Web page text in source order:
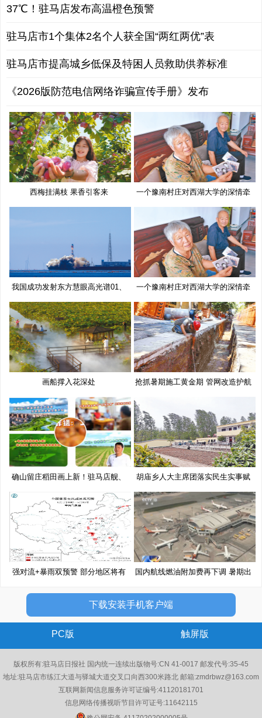
37℃！驻马店发布高温橙色预警
驻马店市1个集体2名个人获全国“两红两优”表
驻马店市提高城乡低保及特困人员救助供养标准
《2026版防范电信网络诈骗宣传手册》发布
西梅挂满枝 果香引客来
一个豫南村庄对西湖大学的深情牵
挂
我国成功发射东方慧眼高光谱01、
02
一个豫南村庄对西湖大学的深情牵
挂
画船撑入花深处 抢抓暑期施工黄金期 管网改造护航
确山留庄稻田画上新！驻马店舰、
胡庙乡人大主席团落实民生实事赋
能
强对流+暴雨双预警 部分地区将有
国内航线燃油附加费再下调 暑期出
下载安装手机客户端
PC版 触屏版
版权所有:驻马店日报社 国内统一连续出版物号:CN 41-0017 邮发代号:35-45
地址:驻马店市练江大道与驿城大道交叉口向西300米路北 邮箱:zmdrbwz@163.com
互联网新闻信息服务许可证编号:41120181701
信息网络传播视听节目许可证号:11642115